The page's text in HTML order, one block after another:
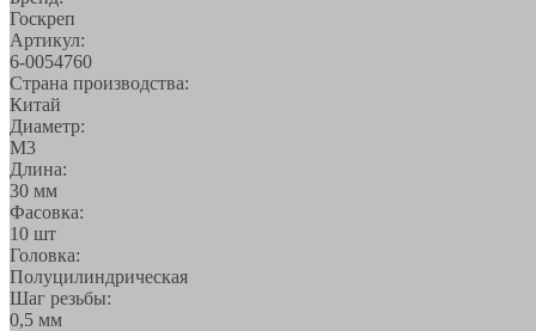
Госкреп
Артикул:
6-0054760
Страна производства:
Китай
Диаметр:
М3
Длина:
30 мм
Фасовка:
10 шт
Головка:
Полуцилиндрическая
Шаг резьбы:
0,5 мм